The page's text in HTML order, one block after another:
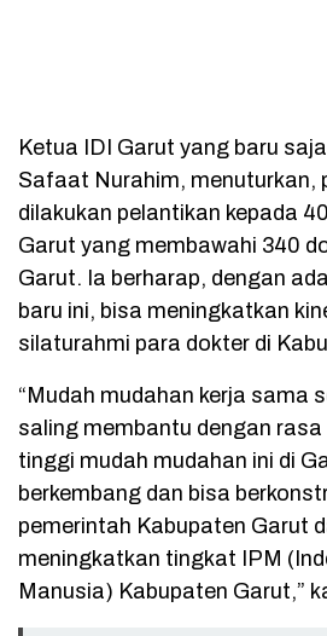
Ketua IDI Garut yang baru
Safaat Nurahim, menuturkan,
dilakukan pelantikan kepada
Garut yang membawahi 340
Garut. Ia berharap, dengan
baru ini, bisa meningkatkan
silaturahmi para dokter di
“Mudah mudahan kerja sama
saling membantu dengan
tinggi mudah mudahan ini di
berkembang dan bisa
pemerintah Kabupaten Garut
meningkatkan tingkat IPM
Manusia) Kabupaten Garut,”